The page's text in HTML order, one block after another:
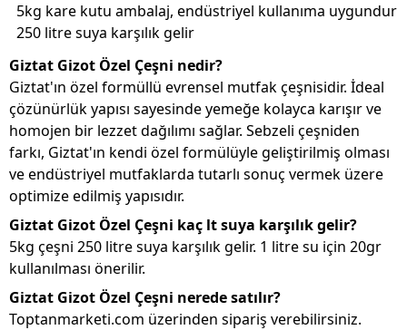
5kg kare kutu ambalaj, endüstriyel kullanıma uygundur
250 litre suya karşılık gelir
Giztat Gizot Özel Çeşni nedir?
Giztat'ın özel formüllü evrensel mutfak çeşnisidir. İdeal
çözünürlük yapısı sayesinde yemeğe kolayca karışır ve
homojen bir lezzet dağılımı sağlar. Sebzeli çeşniden
farkı, Giztat'ın kendi özel formülüyle geliştirilmiş olması
ve endüstriyel mutfaklarda tutarlı sonuç vermek üzere
optimize edilmiş yapısıdır.
Giztat Gizot Özel Çeşni kaç lt suya karşılık gelir?
5kg çeşni 250 litre suya karşılık gelir. 1 litre su için 20gr
kullanılması önerilir.
Giztat Gizot Özel Çeşni nerede satılır?
Toptanmarketi.com üzerinden sipariş verebilirsiniz.